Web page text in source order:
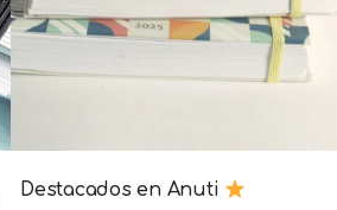
Destacados en Anuti